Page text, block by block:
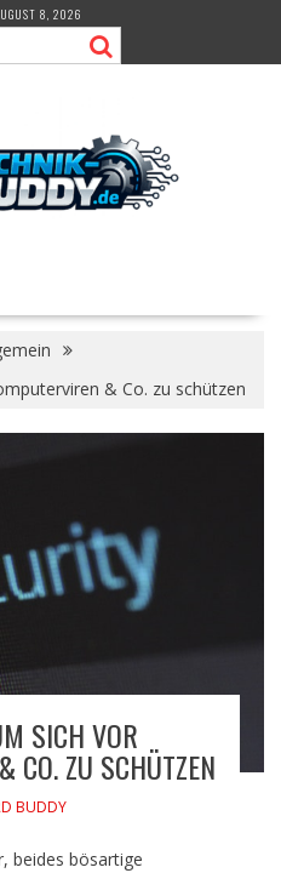
8, 2026
& Co. zu schützen
SICH VOR
CO. ZU SCHÜTZEN
BUDDY
beides bösartige